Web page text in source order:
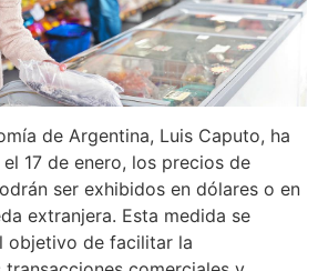
de Argentina, Luis Caputo, ha
17 de enero, los precios de
ser exhibidos en dólares o en
extranjera. Esta medida se
objetivo de facilitar la